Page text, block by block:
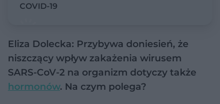
COVID-19
Eliza Dolecka: Przybywa doniesień, że
niszczący wpływ zakażenia wirusem
SARS-CoV-2 na organizm dotyczy także
hormonów. Na czym polega?